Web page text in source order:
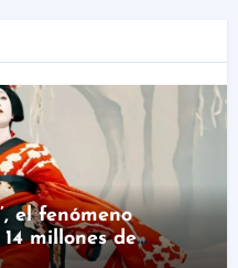
el fenómeno
millones de